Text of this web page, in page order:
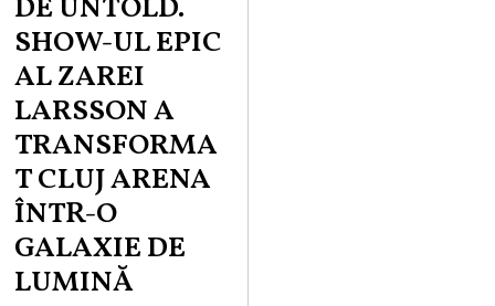
DE UNTOLD.
SHOW-UL EPIC
AL ZAREI
LARSSON A
TRANSFORMA
T CLUJ ARENA
ÎNTR-O
GALAXIE DE
LUMINĂ